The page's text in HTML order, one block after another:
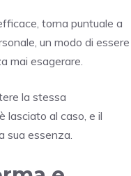
torna puntuale a
un modo di essere
mai esagerare.
la stessa
lasciato al caso, e il
sua essenza.